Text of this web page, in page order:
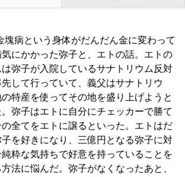
塊病という身体がだんだん金に変わって
気にかかった弥子と、エトの話。エトの
弥子が入院しているサナトリウム反対
して行っていて、義父はサナトリウ
の特産を使ってその地を盛り上げようと
。弥子はエトに自分にチェッカーで勝て
全てをエトに譲るといった。エトはだ
子を好きになり、三億円となる弥子に対
純粋な気持ちで好意を持っていることを
法に悩んだ。弥子がなくなったあと、